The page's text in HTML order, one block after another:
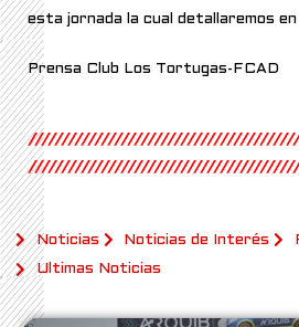
esta jornada la cual detallaremos
Prensa Club Los Tortugas-FCAD
Noticias Noticias de Interés
Ultimas Noticias